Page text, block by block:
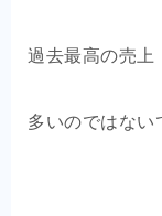
OEM商品×楽天
過去最高の売上
多いのではない